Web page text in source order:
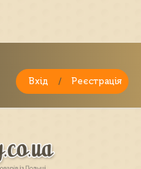
Вхід / Реєстрація